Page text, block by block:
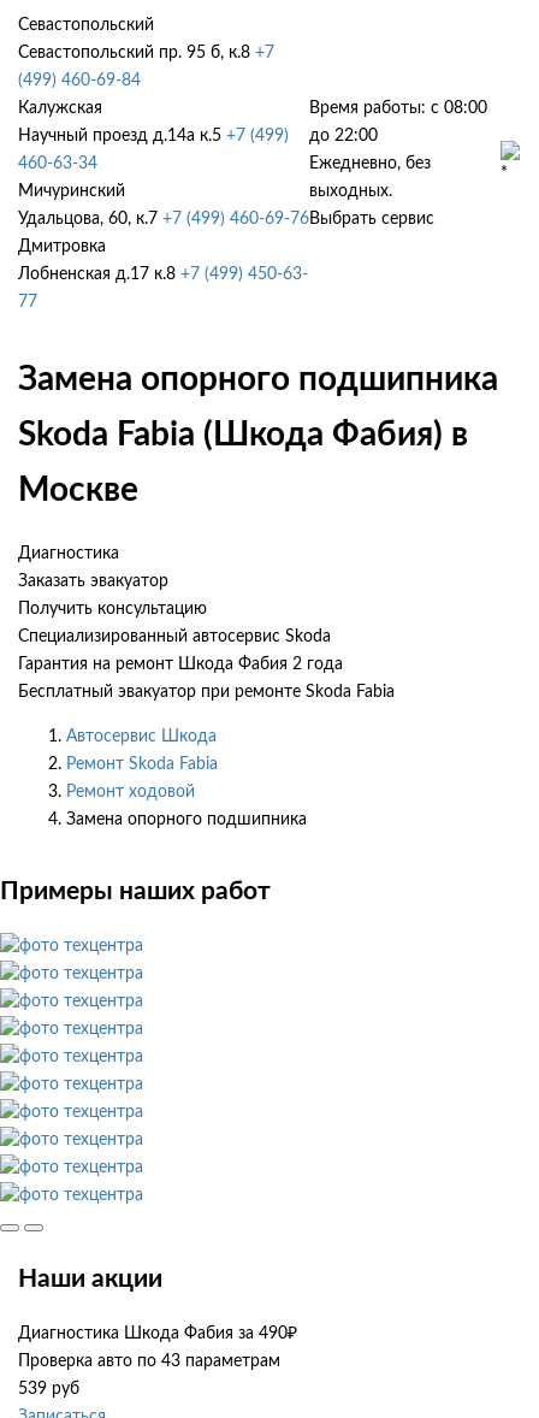
Севастопольский
Севастопольский пр. 95 б, к.8 +7
(499) 460-69-84
Калужская
Научный проезд д.14а к.5 +7 (499)
460-63-34
Мичуринский
Удальцова, 60, к.7 +7 (499) 460-69-76
Дмитровка
Лобненская д.17 к.8 +7 (499) 450-63-
77
Время работы: с 08:00
до 22:00
Ежедневно, без
выходных.
Выбрать сервис
Замена опорного подшипника
Skoda Fabia (Шкода Фабия) в
Москве
Диагностика
Заказать эвакуатор
Получить консультацию
Специализированный автосервис Skoda
Гарантия на ремонт Шкода Фабия 2 года
Бесплатный эвакуатор при ремонте Skoda Fabia
Автосервис Шкода
Ремонт Skoda Fabia
Ремонт ходовой
Замена опорного подшипника
Примеры наших работ
Наши акции
Диагностика Шкода Фабия за 490₽
Проверка авто по 43 параметрам
539 руб